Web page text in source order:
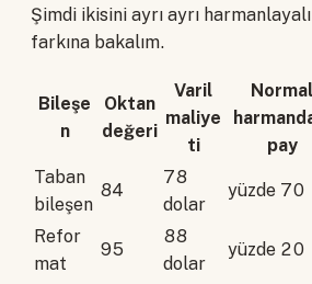
Şimdi ikisini ayrı ayrı
farkına bakalım.
Bileşe
n
Oktan
değeri
Varil
maliye
ti
Normal
pay
Taban
bileşen
84
78
dolar
yüzde 70
Refor
mat
95
88
dolar
yüzde 20